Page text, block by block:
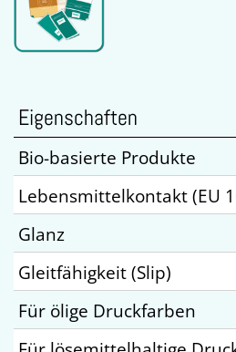
Eigenschaften
Bio-basierte Produkte
Lebensmittelkontakt (EU
Glanz
Gleitfähigkeit (Slip)
Für ölige Druckfarben